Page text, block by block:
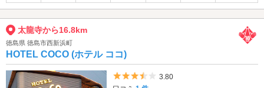
太龍寺から16.8km
徳島県 徳島市西新浜町
HOTEL COCO (ホテル ココ)
5つ星のうち3.5
3.80